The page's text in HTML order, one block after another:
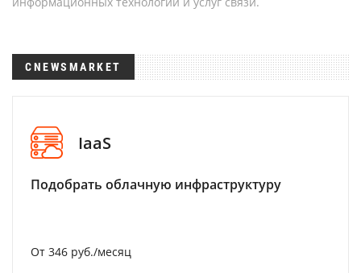
CNEWSMARKET
IaaS
Подобрать облачную инфраструктуру
От 346 руб./месяц